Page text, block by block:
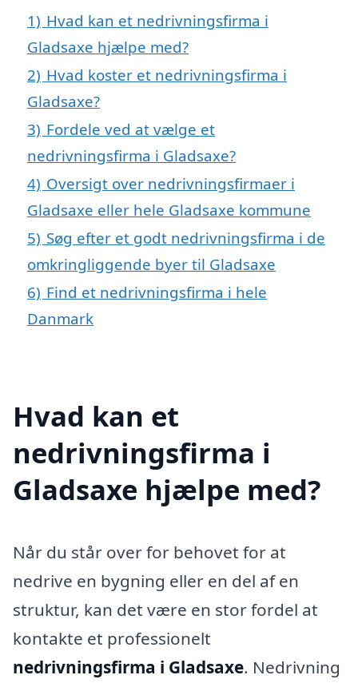
1) Hvad kan et nedrivningsfirma i
Gladsaxe hjælpe med?
2) Hvad koster et nedrivningsfirma i
Gladsaxe?
3) Fordele ved at vælge et
nedrivningsfirma i Gladsaxe?
4) Oversigt over nedrivningsfirmaer i
Gladsaxe eller hele Gladsaxe kommune
5) Søg efter et godt nedrivningsfirma i de
omkringliggende byer til Gladsaxe
6) Find et nedrivningsfirma i hele
Danmark
Hvad kan et
nedrivningsfirma i
Gladsaxe hjælpe med?
Når du står over for behovet for at
nedrive en bygning eller en del af en
struktur, kan det være en stor fordel at
kontakte et professionelt
nedrivningsfirma i Gladsaxe. Nedrivning